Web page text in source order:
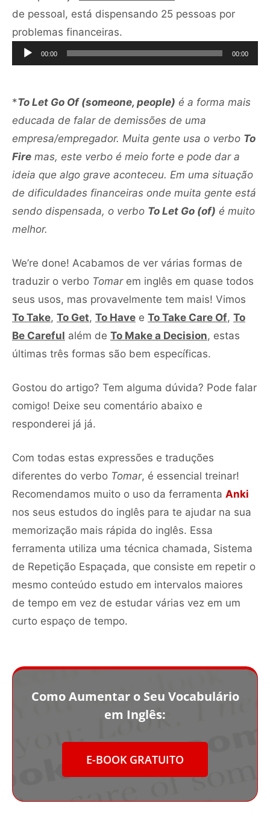
de pessoal, está dispensando 25 pessoas por
problemas financeiras.
de
áudio
00:00 00:00
*To Let Go Of (someone, people) é a forma mais
educada de falar de demissões de uma
empresa/empregador. Muita gente usa o verbo To
Fire mas, este verbo é meio forte e pode dar a
ideia que algo grave aconteceu. Em uma situação
de dificuldades financeiras onde muita gente está
sendo dispensada, o verbo To Let Go (of) é muito
melhor.
We’re done! Acabamos de ver várias formas de
traduzir o verbo Tomarem inglês em quase todos
seus usos, mas provavelmente tem mais! Vimos
To Take, To Get, To Have e To Take Care Of, To
Be Careful além de To Make a Decision, estas
últimas três formas são bem específicas.
Gostou do artigo? Tem alguma dúvida? Pode falar
comigo! Deixe seu comentário abaixo e
responderei já já.
Com todas estas expressões e traduções
diferentes do verbo Tomar, é essencial treinar!
Recomendamos muito o uso da ferramenta Anki
nos seus estudos do inglês para te ajudar na sua
memorização mais rápida do inglês. Essa
ferramenta utiliza uma técnica chamada, Sistema
de Repetição Espaçada, que consiste em repetir o
mesmo conteúdo estudo em intervalos maiores
de tempo em vez de estudar várias vez em um
curto espaço de tempo.
Como Aumentar o Seu Vocabulário
em Inglês:
E-BOOK GRATUITO